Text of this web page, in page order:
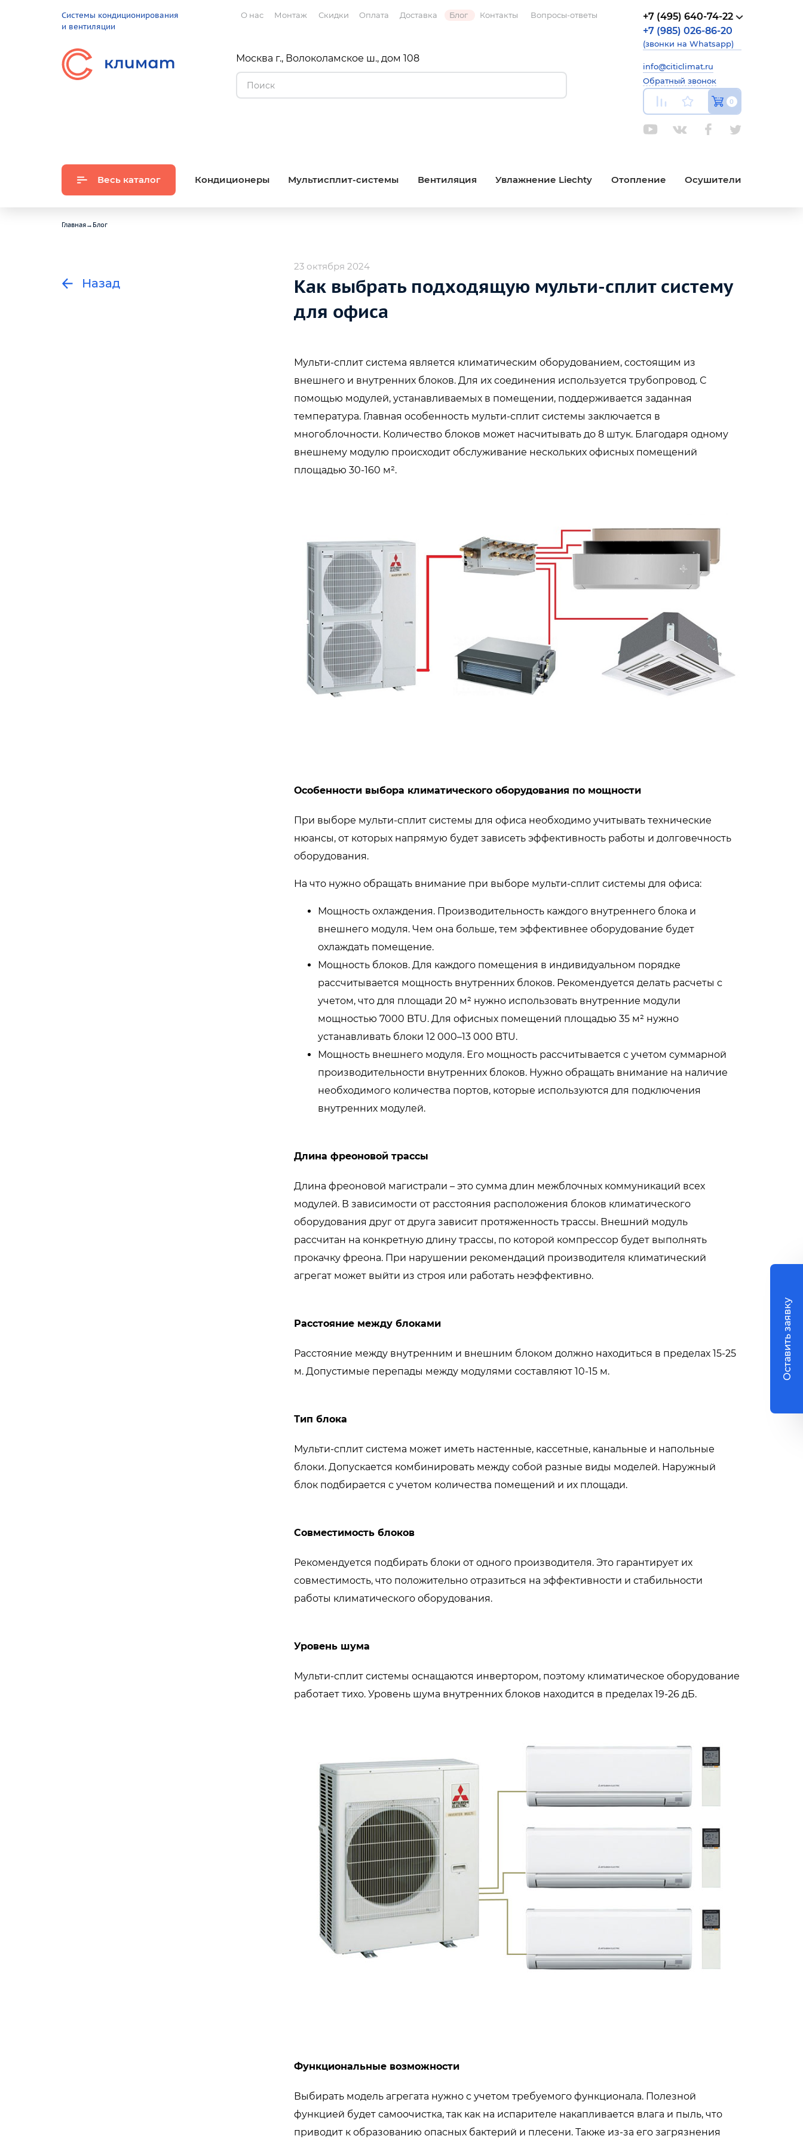
Системы кондиционирования
и вентиляции
О нас Монтаж Скидки Оплата Доставка Блог Контакты Вопросы-ответы
Москва г., Волоколамское ш., дом 108
+7 (495) 640-74-22
+7 (985) 026-86-20
(звонки на Whatsapp)
info@citiclimat.ru
Обратный звонок
0
Весь каталог Кондиционеры Мультисплит-системы Вентиляция Увлажнение Liechty Отопление Осушители
Главная→ Блог
Назад
23 октября 2024
Как выбрать подходящую мульти-сплит систему
для офиса
Мульти-сплит система является климатическим оборудованием, состоящим из
внешнего и внутренних блоков. Для их соединения используется трубопровод. С
помощью модулей, устанавливаемых в помещении, поддерживается заданная
температура. Главная особенность мульти-сплит системы заключается в
многоблочности. Количество блоков может насчитывать до 8 штук. Благодаря одному
внешнему модулю происходит обслуживание нескольких офисных помещений
площадью 30-160 м².
Особенности выбора климатического оборудования по мощности
При выборе мульти-сплит системы для офиса необходимо учитывать технические
нюансы, от которых напрямую будет зависеть эффективность работы и долговечность
оборудования.
На что нужно обращать внимание при выборе мульти-сплит системы для офиса:
Мощность охлаждения. Производительность каждого внутреннего блока и
внешнего модуля. Чем она больше, тем эффективнее оборудование будет
охлаждать помещение.
Мощность блоков. Для каждого помещения в индивидуальном порядке
рассчитывается мощность внутренних блоков. Рекомендуется делать расчеты с
учетом, что для площади 20 м² нужно использовать внутренние модули
мощностью 7000 BTU. Для офисных помещений площадью 35 м² нужно
устанавливать блоки 12 000–13 000 BTU.
Мощность внешнего модуля. Его мощность рассчитывается с учетом суммарной
производительности внутренних блоков. Нужно обращать внимание на наличие
необходимого количества портов, которые используются для подключения
внутренних модулей.
Длина фреоновой трассы
Длина фреоновой магистрали – это сумма длин межблочных коммуникаций всех
модулей. В зависимости от расстояния расположения блоков климатического
оборудования друг от друга зависит протяженность трассы. Внешний модуль
рассчитан на конкретную длину трассы, по которой компрессор будет выполнять
прокачку фреона. При нарушении рекомендаций производителя климатический
агрегат может выйти из строя или работать неэффективно.
Расстояние между блоками
Расстояние между внутренним и внешним блоком должно находиться в пределах 15-25
м. Допустимые перепады между модулями составляют 10-15 м.
Тип блока
Мульти-сплит система может иметь настенные, кассетные, канальные и напольные
блоки. Допускается комбинировать между собой разные виды моделей. Наружный
блок подбирается с учетом количества помещений и их площади.
Совместимость блоков
Рекомендуется подбирать блоки от одного производителя. Это гарантирует их
совместимость, что положительно отразиться на эффективности и стабильности
работы климатического оборудования.
Уровень шума
Мульти-сплит системы оснащаются инвертором, поэтому климатическое оборудование
работает тихо. Уровень шума внутренних блоков находится в пределах 19-26 дБ.
Функциональные возможности
Выбирать модель агрегата нужно с учетом требуемого функционала. Полезной
функцией будет самоочистка, так как на испарителе накапливается влага и пыль, что
приводит к образованию опасных бактерий и плесени. Также из-за его загрязнения
Оставить заявку